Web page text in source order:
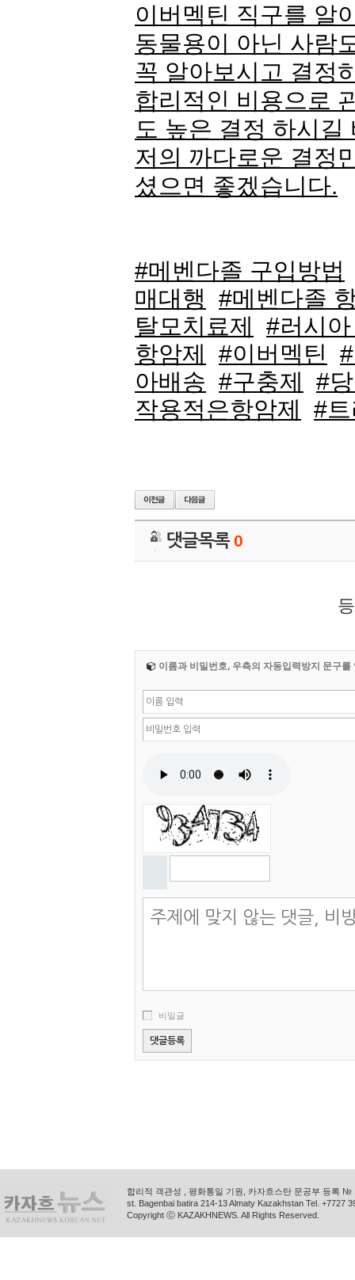
이버멕틴 직구를 알
동물용이 아닌 사람
꼭 알아보시고 결정
합리적인 비용으로
도 높은 결정 하시
저의 까다로운 결정
셨으면 좋겠습니다.
#메벤다졸 구입방법
매대행
#메벤다졸
탈모치료제
#러시
항암제
#이버멕틴
아배송 #구충제
#
작용적은항암제
#
댓글목록0
이름과 비밀번호, 우측의 자동입력방지 문구를
비밀글
합리적 객관성 , 평화통일 기원, 카자흐스탄 문공부 등록
st. Bagenbai batira 214-13 Almaty Kazakhstan Tel. +7727
Copyright ⓒ KAZAKHNEWS. All Rights Reserved.